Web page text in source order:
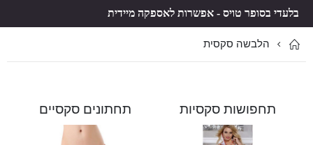
בלעדי בסופר טויס - אפשרות לאספקה מיידית
הלבשה סקסית
תחפושות סקסיות תחתונים סקסיים